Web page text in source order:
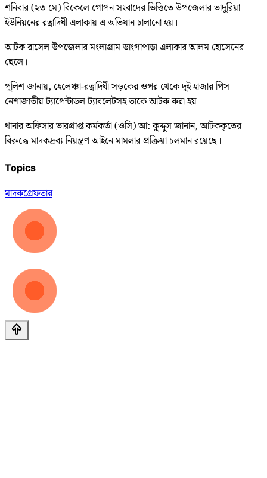
শনিবার (২৩ মে) বিকেলে গোপন সংবাদের ভিত্তিতে উপজেলার ভাদুরিয়া
ইউনিয়নের রত্নাদিঘী এলাকায় এ অভিযান চালানো হয়।
আটক রাসেল উপজেলার মংলাগ্রাম ডাংগাপাড়া এলাকার আলম হোসেনের
ছেলে।
পুলিশ জানায়, হেলেঞ্চা-রত্নাদিঘী সড়কের ওপর থেকে দুই হাজার পিস
নেশাজাতীয় ট্যাপেন্টাডল ট্যাবলেটসহ তাকে আটক করা হয়।
থানার অফিসার ভারপ্রাপ্ত কর্মকর্তা (ওসি) আ: কুদ্দুস জানান, আটককৃতের
বিরুদ্ধে মাদকদ্রব্য নিয়ন্ত্রণ আইনে মামলার প্রক্রিয়া চলমান রয়েছে।
Topics
মাদকগ্রেফতার